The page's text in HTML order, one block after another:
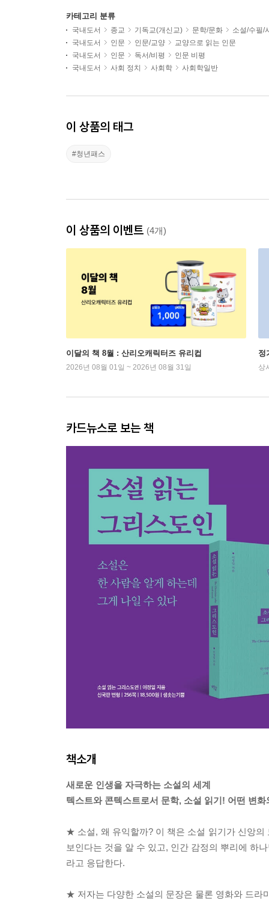
카테고리 분류
국내도서 종교 기독교(개신교) 문학/문화
소설/수필/
국내도서
인문 인문/교양
교양으로 읽는 인문
국내도서
인문 독서/비평
인문 비평
국내도서
사회 정치 사회학 사회학일반
이 상품의 태그
#청년패스
이 상품의 이벤트 (4개)
이달의 책 8월 : 산리오캐릭터즈 유리컵
2026년 08월 01일 ~ 2026년 08월 31일
정
상
카드뉴스로 보는 책
책소개
새로운 인생을 자극하는 소설의 세계
텍스트와 콘텍스트로서 문학, 소설 읽기! 어떤 변
★ 소설, 왜 유익할까? 이 책은 소설 읽기가 신앙의
보인다는 것을 알 수 있고, 인간 감정의 뿌리에 하
라고 응답한다.
★ 저자는 다양한 소설의 문장은 물론 영화와 드라